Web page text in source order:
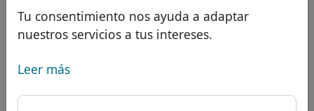
Tu consentimiento nos ayuda a adaptar
nuestros servicios a tus intereses.
Leer más
Dominios asiáticos
Dominios europeos
Dominios de Oriente Medio
Dominios norteamericanos
Descuentos
Transferir
Servicios
Protección de ID
Alojamiento DNS
WHOIS